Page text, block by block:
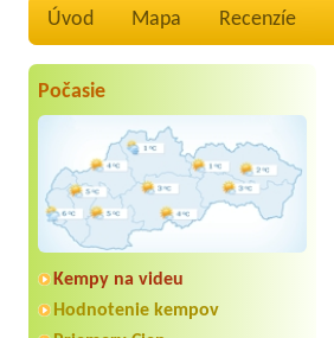
Úvod Mapa Recenzíe
Počasie
Kempy na videu
Hodnotenie kempov